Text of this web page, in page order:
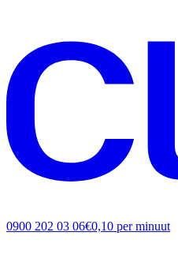
0900 202 03 06€0,10 per minuut